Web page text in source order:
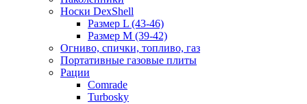
Носки DexShell
Размер L (43-46)
Размер M (39-42)
Огниво, спички, топливо, газ
Портативные газовые плиты
Рации
Comrade
Turbosky